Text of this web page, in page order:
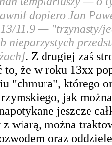
dopiero Jan
11.9 — "trzynasty/
nieparzystych
. Z drugiej zaś
to, że w roku 13xx
"chmura", którego
jak
jeszcze
wiarą, można
oraz